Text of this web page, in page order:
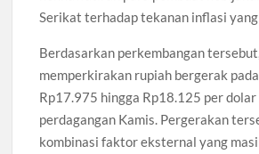
Serikat terhadap tekanan inflasi
Berdasarkan perkembangan
memperkirakan rupiah bergerak
Rp17.975 hingga Rp18.125 per dolar
perdagangan Kamis. Pergerakan
kombinasi faktor eksternal yang